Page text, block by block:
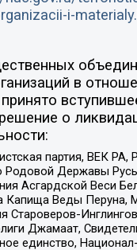
i-
в
о
партия, ВЕК РА,
Родовой Державы
Асгардской Веси
Капища Веды Перуна,
Староверов-
Джамаат,
единство, Национал-